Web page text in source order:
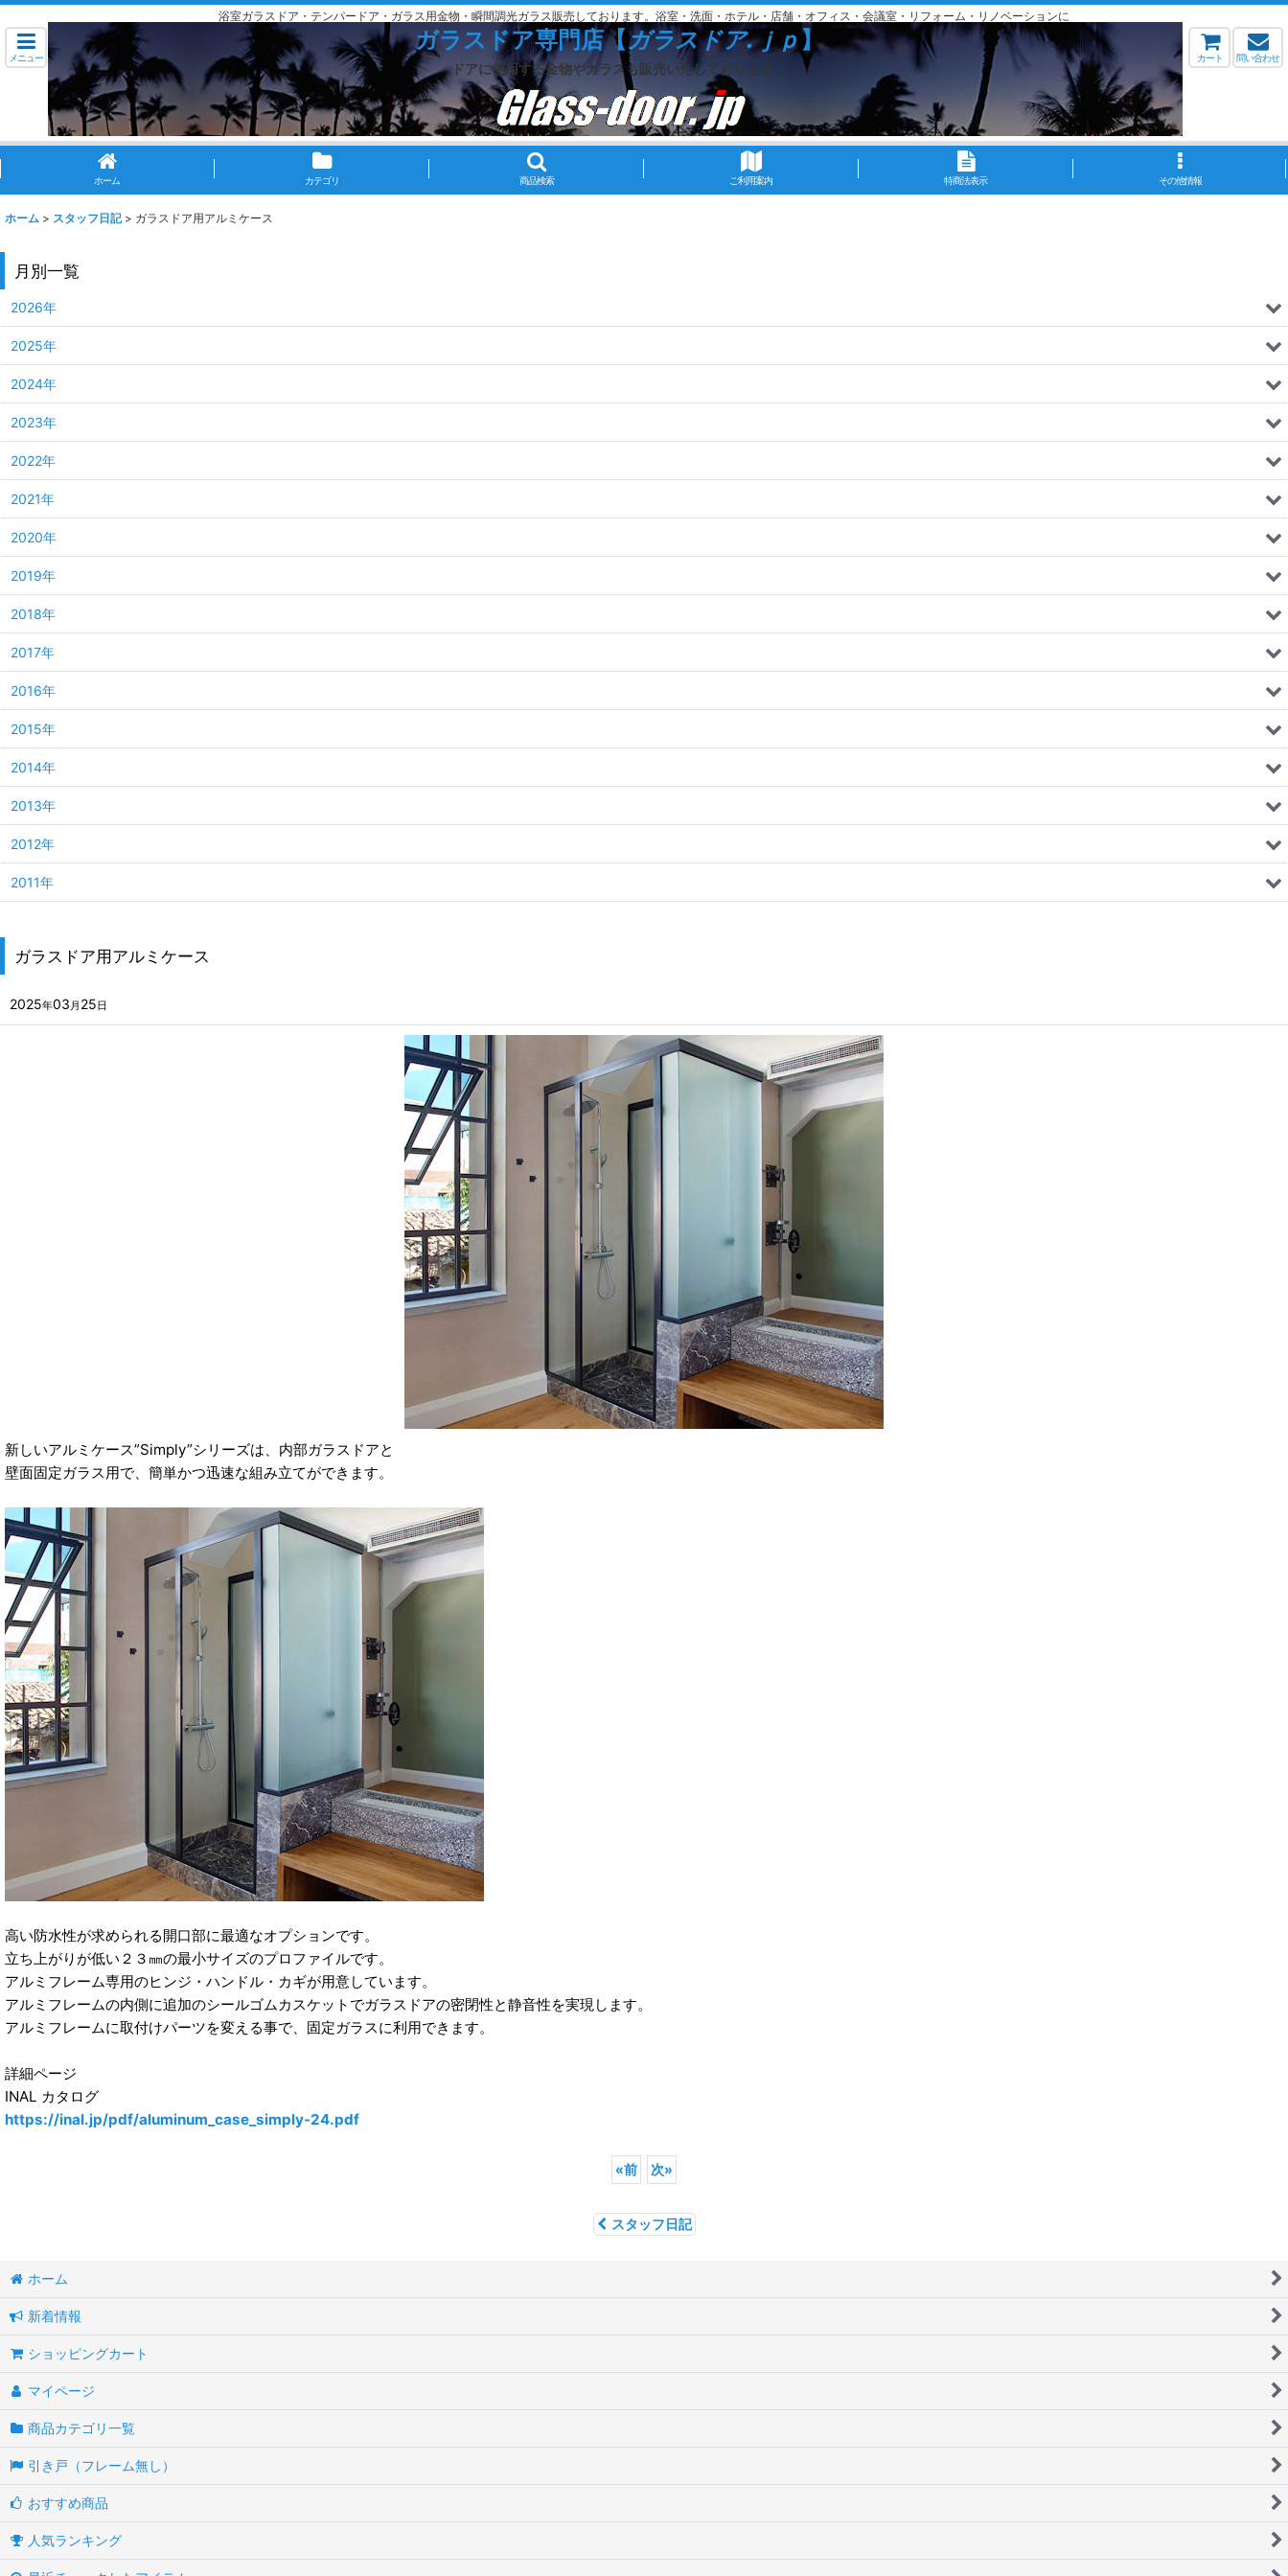
浴室ガラスドア・テンパードア・ガラス用金物・瞬間調光ガラス販売しております。浴室・洗面・ホテル・店舗・オフィス・会議室・リフォーム・リノベーションに
メニュー
ガラスドア専門店【ガラスドア.ｊｐ】
ドアに使用する金物やガラスも販売いたしております。
カート 問い合わせ
ホーム カテゴリ 商品検索 ご利用案内 特商法表示 その他情報
ホーム > スタッフ日記 > ガラスドア用アルミケース
ガラスドア用アルミケース
2025年03 月 25日
新しいアルミケース”Simply”シリーズは、内部ガラスドアと
壁面固定ガラス用で、簡単かつ迅速な組み立てができます。
高い防水性が求められる開口部に最適なオプションです。
立ち上がりが低い２３㎜の最小サイズのプロファイルです。
アルミフレーム専用のヒンジ・ハンドル・カギが用意しています。
アルミフレームの内側に追加のシールゴムカスケットでガラスドアの密閉性と静音性を実現します。
アルミフレームに取付けパーツを変える事で、固定ガラスに利用できます。
詳細ページ
INAL カタログ
https://inal.jp/pdf/aluminum_case_simply-24.pdf
«前 次»
スタッフ日記
月別一覧
2026年
2025年
2024年
2023年
2022年
2021年
2020年
2019年
2018年
2017年
2016年
2015年
2014年
2013年
2012年
2011年
ホーム
新着情報
ショッピングカート
マイページ
商品カテゴリ一覧
引き戸（フレーム無し）
おすすめ商品
人気ランキング